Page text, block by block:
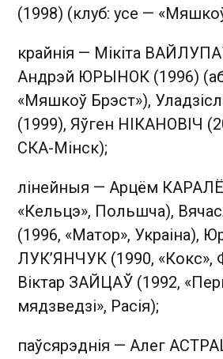
(1998) (клуб: усе —
крайнія — Мікіта
Андрэй ЮРЫНОК (1996)
«Мяшкоў Брэст»),
(1999), Яўген НІКАНОВІЧ
СКА-Мінск);
лінейныя — Арцём
«Кельцэ», Польшча),
(1996, «Матор», Украіна),
ЛУК’ЯНЧУК (1990, «Кокс»,
Віктар ЗАЙЦАЎ (1992,
мядзведзі», Расія);
паўсярэднія — Алег